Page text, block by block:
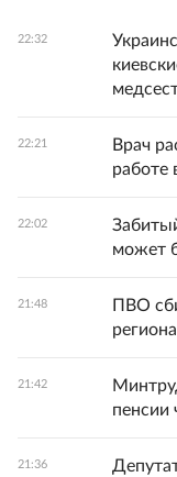
22:32
22:21
Врач
работе
22:02
может
21:48
ПВО
21:42
пенсии
21:36